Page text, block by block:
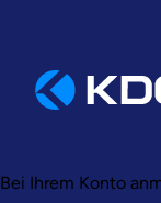
Bei Ihrem Konto